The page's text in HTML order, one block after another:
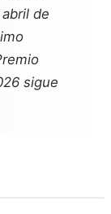
de
sigue